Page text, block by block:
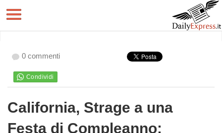
0 commenti
California, Strage a una
Festa di Compleanno: